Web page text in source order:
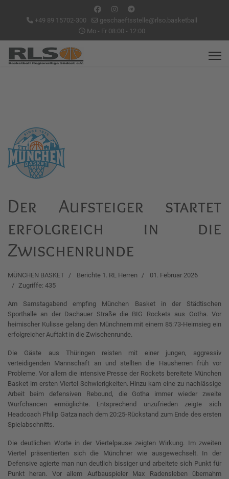
+49 89 15702-300
geschaeftsstelle@rlso.basketball
Mo - Fr 08:00 - 12:00
Der Aufsteiger startet
erfolgreich in die
Zwischenrunde
MÜNCHEN BASKET Berichte 1. RL Herren
01. Februar 2026
Zugriffe: 435
Am Samstagabend empfing München Basket in der Städtischen
Sporthalle an der Dachauer Straße die BIG Rockets aus Gotha. Vor
heimischer Kulisse gelang den Münchnern mit einem 85:73-Heimsieg ein
erfolgreicher Auftakt in die Zwischenrunde.
Die Gäste aus Thüringen reisten mit einer jungen, aggressiv
verteidigenden Mannschaft an und stellten die Hausherren früh vor
Probleme. Vor allem die intensive Presse der Rockets bereitete München
Basket im ersten Viertel Schwierigkeiten. Hinzu kam eine zu nachlässige
Arbeit beim defensiven Rebound, die Gotha immer wieder zweite
Wurfchancen ermöglichte. Entsprechend unzufrieden zeigte sich
Headcoach Philip Gatza nach dem 20:25-Rückstand zum Ende des ersten
Spielabschnitts.
Die deutlichen Worte in der Viertelpause zeigten Wirkung. Im zweiten
Viertel präsentierten sich die Münchner wie ausgewechselt. In der
Defensive agierte man nun deutlich bissiger und arbeitete sich Punkt für
Punkt heran. Vor allem Aufbauspieler Max Radensleben übernahm